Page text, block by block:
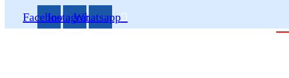
FacebookInstagramWhatsapp